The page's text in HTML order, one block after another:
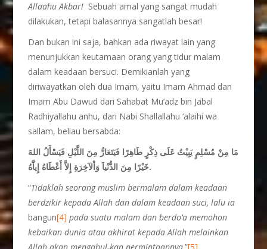
Allaahu Akbar! Sebuah amal yang sangat mudah
dilakukan, tetapi balasannya sangatlah besar!
Dan bukan ini saja, bahkan ada riwayat lain yang
menunjukkan keutamaan orang yang tidur malam
dalam keadaan bersuci. Demikianlah yang
diriwayatkan oleh dua Imam, yaitu Imam Ahmad dan
Imam Abu Dawud dari Sahabat Mu’adz bin Jabal
Radhiyallahu anhu, dari Nabi Shallallahu ‘alaihi wa
sallam, beliau bersabda:
مَا مِنْ مُسْلِمٍ يَبِيْتُ عَلَى ذِكْرٍ طَاهِرًا فَيَتَعَارُّ مِنَ اللَّيْلِ فَيَسْأَلُ اللهَ
خَيْرًا مِنَ الدُّنْياَ وَاْلآخِرَةِ إِلاَّ أَعْطَاهُ إِياَّهُ.
“Tidaklah seorang muslim bermalam dalam keadaan
berdzikir kepada Allah dan dalam keadaan suci, lalu ia
bangun[4] pada suatu malam dan berdo’a memohon
kebaikan dunia atau akhirat kepada Allah melainkan